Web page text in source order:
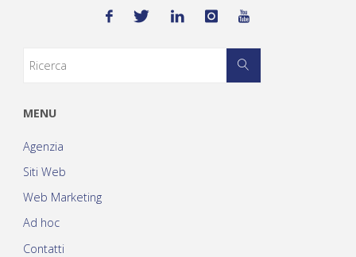
MENU
Agenzia
Siti Web
Web Marketing
Ad hoc
Contatti